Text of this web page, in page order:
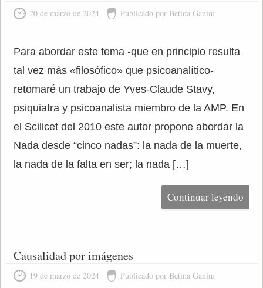
20 de marzo de 2024 Publicado por Betina Ganim
Para abordar este tema -que en principio resulta
tal vez más «filosófico» que psicoanalítico-
retomaré un trabajo de Yves-Claude Stavy,
psiquiatra y psicoanalista miembro de la AMP. En
el Scilicet del 2010 este autor propone abordar la
Nada desde “cinco nadas”: la nada de la muerte,
la nada de la falta en ser; la nada […]
Continuar leyendo
Causalidad por imágenes
19 de marzo de 2024 Publicado por Betina Ganim